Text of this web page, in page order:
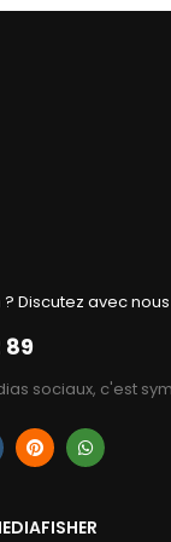
Discutez avec nous
89
sociaux, c'est